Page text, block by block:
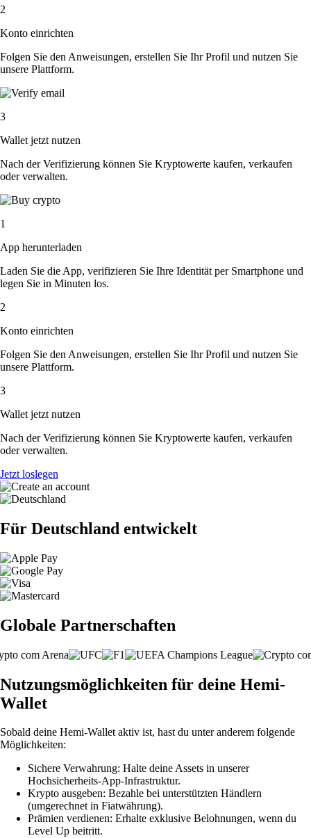
2
Konto einrichten
Folgen Sie den Anweisungen, erstellen Sie Ihr Profil und nutzen Sie
unsere Plattform.
3
Wallet jetzt nutzen
Nach der Verifizierung können Sie Kryptowerte kaufen, verkaufen
oder verwalten.
1
App herunterladen
Laden Sie die App, verifizieren Sie Ihre Identität per Smartphone und
legen Sie in Minuten los.
2
Konto einrichten
Folgen Sie den Anweisungen, erstellen Sie Ihr Profil und nutzen Sie
unsere Plattform.
3
Wallet jetzt nutzen
Nach der Verifizierung können Sie Kryptowerte kaufen, verkaufen
oder verwalten.
Jetzt loslegen
Für Deutschland entwickelt
Globale Partnerschaften
Nutzungsmöglichkeiten für deine Hemi-
Wallet
Sobald deine Hemi-Wallet aktiv ist, hast du unter anderem folgende
Möglichkeiten:
Sichere Verwahrung: Halte deine Assets in unserer
Hochsicherheits-App-Infrastruktur.
Krypto ausgeben: Bezahle bei unterstützten Händlern
(umgerechnet in Fiatwährung).
Prämien verdienen: Erhalte exklusive Belohnungen, wenn du
Level Up beitritt.